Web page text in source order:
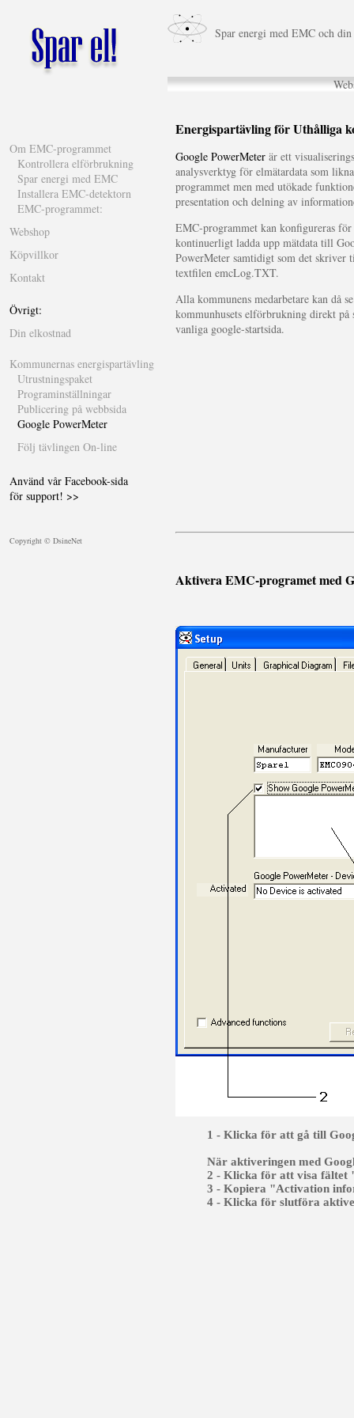
Om EMC-programmet
Kontrollera elförbrukning
Spar energi med EMC
Installera EMC-detektorn
EMC-programmet:
Webshop
Köpvillkor
Kontakt
Övrigt:
Din elkostnad
Kommunernas energispartävling
Utrustningspaket
Programinställningar
Publicering på webbsida
Google PowerMeter
Följ tävlingen On-line
Använd vår Facebook-sida
för support! >>
Copyright © DsineNet
Spar energi med EMC och din
Energispartävling för Uthålliga
Google PowerMeter är ett
analysverktyg för elmätardata som
programmet men med utökade
presentation och delning av
EMC-programmet kan konfigureras
kontinuerligt ladda upp mätdata till
PowerMeter samtidigt som det skriver
textfilen emcLog.TXT.
Alla kommunens medarbetare kan då se
kommunhusets elförbrukning direkt på
vanliga google-startsida.
Aktivera EMC-programet med
1 - Klicka för att gå till
När aktiveringen med
2 - Klicka för att visa
3 - Kopiera "Activation
4 - Klicka för slutföra